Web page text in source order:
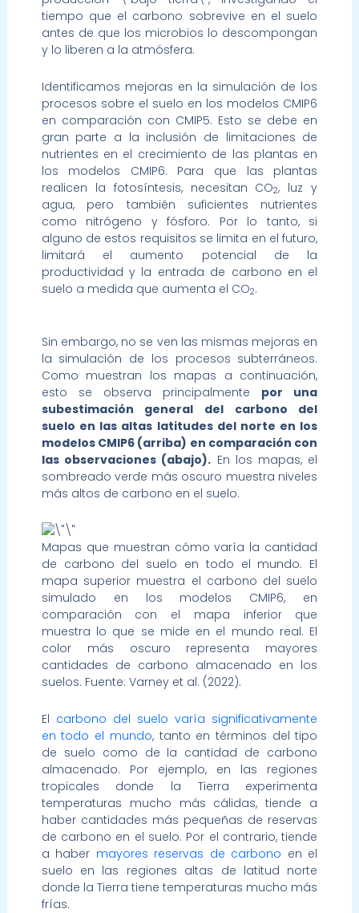
tiempo que el carbono sobrevive en el suelo
antes de que los microbios lo descompongan
y lo liberen a la atmósfera.
Identificamos mejoras en la simulación de los
procesos sobre el suelo en los modelos CMIP6
en comparación con CMIP5. Esto se debe en
gran parte a la inclusión de limitaciones de
nutrientes en el crecimiento de las plantas en
los modelos CMIP6. Para que las plantas
realicen la fotosíntesis, necesitan CO2, luz y
agua, pero también suficientes nutrientes
como nitrógeno y fósforo. Por lo tanto, si
alguno de estos requisitos se limita en el futuro,
limitará el aumento potencial de la
productividad y la entrada de carbono en el
suelo a medida que aumenta el CO2.
Sin embargo, no se ven las mismas mejoras en
la simulación de los procesos subterráneos.
Como muestran los mapas a continuación,
esto se observa principalmente por una
subestimación general del carbono del
suelo en las altas latitudes del norte en los
modelos CMIP6 (arriba) en comparación con
las observaciones (abajo). En los mapas, el
sombreado verde más oscuro muestra niveles
más altos de carbono en el suelo.
Mapas que muestran cómo varía la cantidad
de carbono del suelo en todo el mundo. El
mapa superior muestra el carbono del suelo
simulado en los modelos CMIP6, en
comparación con el mapa inferior que
muestra lo que se mide en el mundo real. El
color más oscuro representa mayores
cantidades de carbono almacenado en los
suelos. Fuente: Varney et al. (2022).
El carbono del suelo varía significativamente
en todo el mundo, tanto en términos del tipo
de suelo como de la cantidad de carbono
almacenado. Por ejemplo, en las regiones
tropicales donde la Tierra experimenta
temperaturas mucho más cálidas, tiende a
haber cantidades más pequeñas de reservas
de carbono en el suelo. Por el contrario, tiende
a haber mayores reservas de carbono en el
suelo en las regiones altas de latitud norte
donde la Tierra tiene temperaturas mucho más
frías.